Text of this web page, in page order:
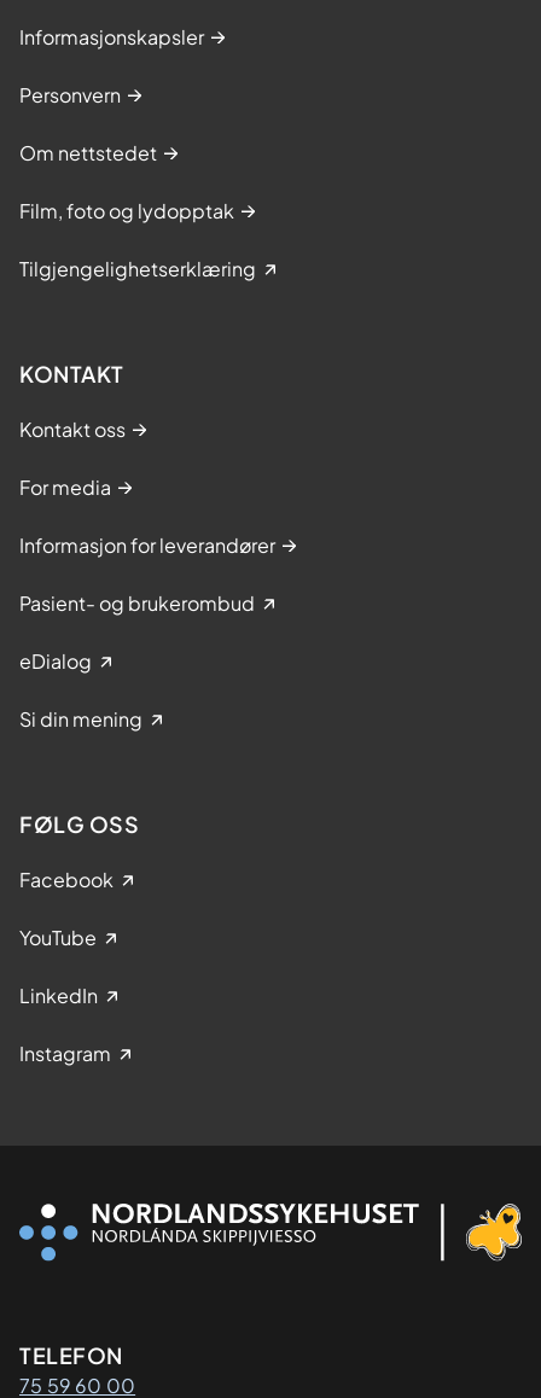
Informasjonskapsler
Personvern
Om nettstedet
Film, foto og lydopptak
Tilgjengelighetserklæring
KONTAKT
Kontakt oss
For media
Informasjon for leverandører
Pasient- og brukerombud
eDialog
Si din mening
FØLG OSS
Facebook
YouTube
LinkedIn
Instagram
Kontaktinformasjon
TELEFON
75 59 60 00